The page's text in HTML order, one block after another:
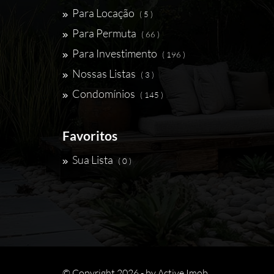
Para Locação ( 5 )
Para Permuta ( 66 )
Para Investimento ( 196 )
Nossas Listas ( 3 )
Condomínios ( 145 )
Favoritos
Sua Lista ( 0 )